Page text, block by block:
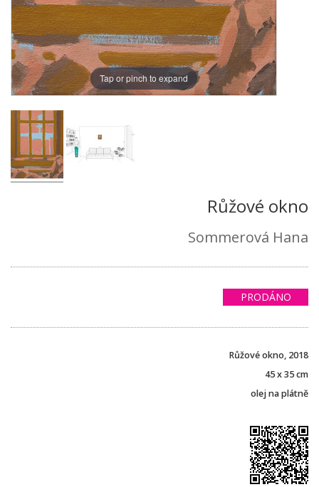
Tap or pinch to expand
Růžové okno
Sommerová Hana
PRODÁNO
Růžové okno, 2018
45 x 35 cm
olej na plátně